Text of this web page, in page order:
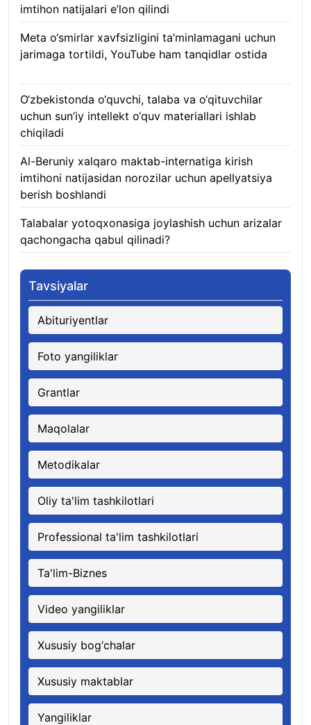
imtihon natijalari e’lon qilindi
Meta o‘smirlar xavfsizligini ta’minlamagani uchun
jarimaga tortildi, YouTube ham tanqidlar ostida
O‘zbekistonda o‘quvchi, talaba va o‘qituvchilar
uchun sun’iy intellekt o‘quv materiallari ishlab
chiqiladi
Al-Beruniy xalqaro maktab-internatiga kirish
imtihoni natijasidan norozilar uchun apellyatsiya
berish boshlandi
Talabalar yotoqxonasiga joylashish uchun arizalar
qachongacha qabul qilinadi?
Tavsiyalar
Abituriyentlar
Foto yangiliklar
Grantlar
Maqolalar
Metodikalar
Oliy ta'lim tashkilotlari
Professional ta'lim tashkilotlari
Ta'lim-Biznes
Video yangiliklar
Xususiy bog‘chalar
Xususiy maktablar
Yangiliklar